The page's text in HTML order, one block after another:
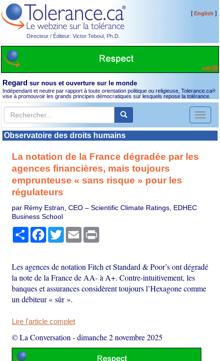
Directeur / Éditeur: Victor Teboul, Ph.D.
[English ]
Regard sur nous et ouverture sur le monde
Indépendant et neutre par rapport à toute orientation politique ou religieuse, Tolerance.ca®
vise à promouvoir les grands principes démocratiques sur lesquels repose la tolérance.
Toggle
Observatoire des droits humains
La notation de la France dégradée par les
agences financières, mais toujours
emprunteuse « sans risque » pour les
régulateurs
par Rémy Estran, CEO – Scientific Climate Ratings, EDHEC
Business School
PartagerFacebook
TwitterEmail
Les agences de notation Fitch et Standard & Poor’s ont dégradé
la note de la France de AA- à A+. Contre-intuitivement, les
banques et assurances considèrent toujours l’Hexagone comme
un débiteur « sûr ».
Lire l'article complet
© La Conversation -dimanche 2 novembre 2025